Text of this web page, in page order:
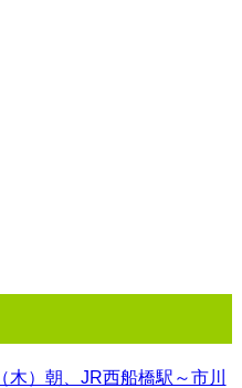
木）朝、JR西船橋駅～市川